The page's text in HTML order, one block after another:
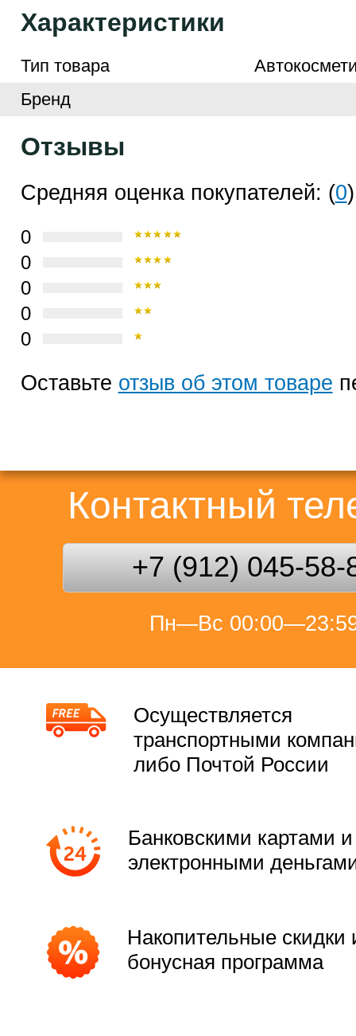
Характеристики
Тип товара
Бренд
Отзывы
Средняя оценка покупателей: (0)
0
0
0
0
0
Оставьте отзыв об этом товаре
Контактный
+7 (912) 045-58-
Пн—Вс
Осуществляется
транспортными
либо Почтой России
Банковскими картами и
электронными
Накопительные скидки
бонусная программа